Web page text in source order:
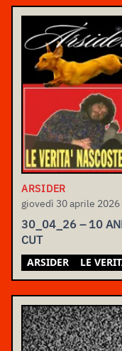
ARSIDER
giovedì 30 aprile 2026
30_04_26 – 10
CUT
ARSIDER LE